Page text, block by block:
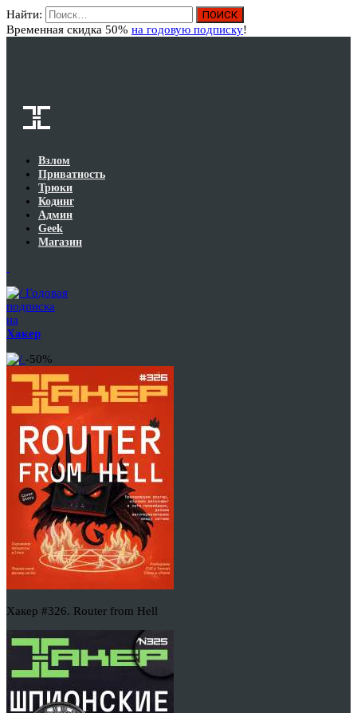
Найти:
Временная скидка 50% на годовую подписку!
Взлом
Приватность
Трюки
Кодинг
Админ
Geek
Магазин
Годовая
подписка
на
Хакер
-50%
Хакер #326. Router from Hell